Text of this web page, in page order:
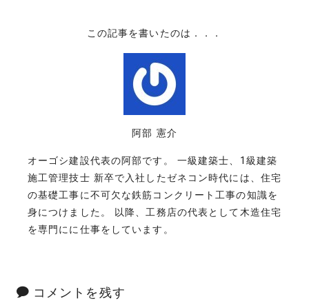
この記事を書いたのは．．．
阿部 憲介
オーゴシ建設代表の阿部です。 一級建築士、1級建築
施工管理技士 新卒で入社したゼネコン時代には、住宅
の基礎工事に不可欠な鉄筋コンクリート工事の知識を
身につけました。 以降、工務店の代表として木造住宅
を専門にに仕事をしています。
コメントを残す